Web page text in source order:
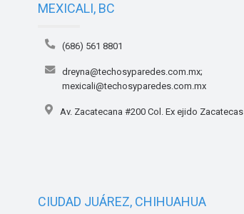
MEXICALI, BC
(686) 561 8801
dreyna@techosyparedes.com.mx;
mexicali@techosyparedes.com.mx
Av. Zacatecana #200 Col. Ex ejido Zacatecas
CIUDAD JUÁREZ, CHIHUAHUA